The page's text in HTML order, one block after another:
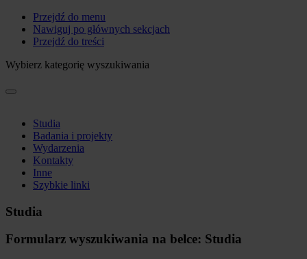
Przejdź do menu
Nawiguj po głównych sekcjach
Przejdź do treści
Wybierz kategorię wyszukiwania
Studia
Badania i projekty
Wydarzenia
Kontakty
Inne
Szybkie linki
Studia
Formularz wyszukiwania na belce: Studia